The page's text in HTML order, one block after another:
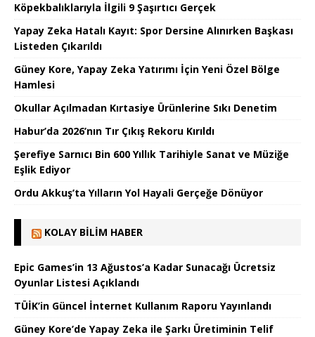
Köpekbalıklarıyla İlgili 9 Şaşırtıcı Gerçek
Yapay Zeka Hatalı Kayıt: Spor Dersine Alınırken Başkası
Listeden Çıkarıldı
Güney Kore, Yapay Zeka Yatırımı İçin Yeni Özel Bölge
Hamlesi
Okullar Açılmadan Kırtasiye Ürünlerine Sıkı Denetim
Habur’da 2026’nın Tır Çıkış Rekoru Kırıldı
Şerefiye Sarnıcı Bin 600 Yıllık Tarihiyle Sanat ve Müziğe
Eşlik Ediyor
Ordu Akkuş’ta Yılların Yol Hayali Gerçeğe Dönüyor
KOLAY BILIM HABER
Epic Games’in 13 Ağustos’a Kadar Sunacağı Ücretsiz
Oyunlar Listesi Açıklandı
TÜİK’in Güncel İnternet Kullanım Raporu Yayınlandı
Güney Kore’de Yapay Zeka ile Şarkı Üretiminin Telif